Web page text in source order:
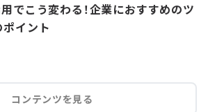
でこう変わる！企業におすすめのツ
イント
コンテンツを見る